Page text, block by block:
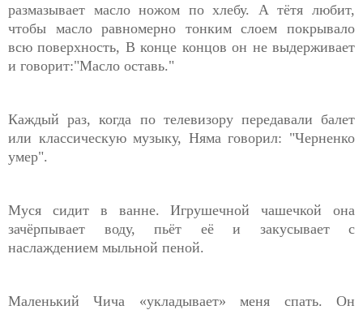
размазывает масло ножом по хлебу. А тётя любит,
чтобы масло равномерно тонким слоем покрывало
всю поверхность, В конце концов он не выдерживает
и говорит:"Масло оставь."
Каждый раз, когда по телевизору передавали балет
или классическую музыку, Няма говорил: "Черненко
умер".
Муся сидит в ванне. Игрушечной чашечкой она
зачёрпывает воду, пьёт её и закусывает с
наслаждением мыльной пеной.
Маленький Чича «укладывает» меня спать. Он